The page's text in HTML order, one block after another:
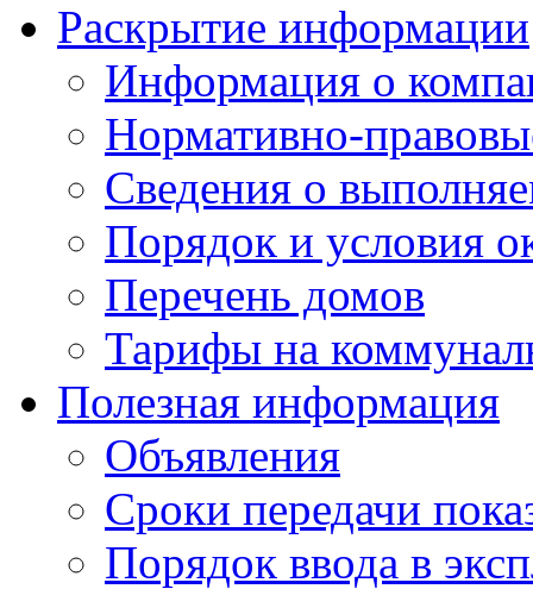
Раскрытие информации
Информация о
Нормативно-
Сведения о
Порядок и условия
Перечень домов
Тарифы на
Полезная информация
Объявления
Сроки передачи
Порядок ввода в